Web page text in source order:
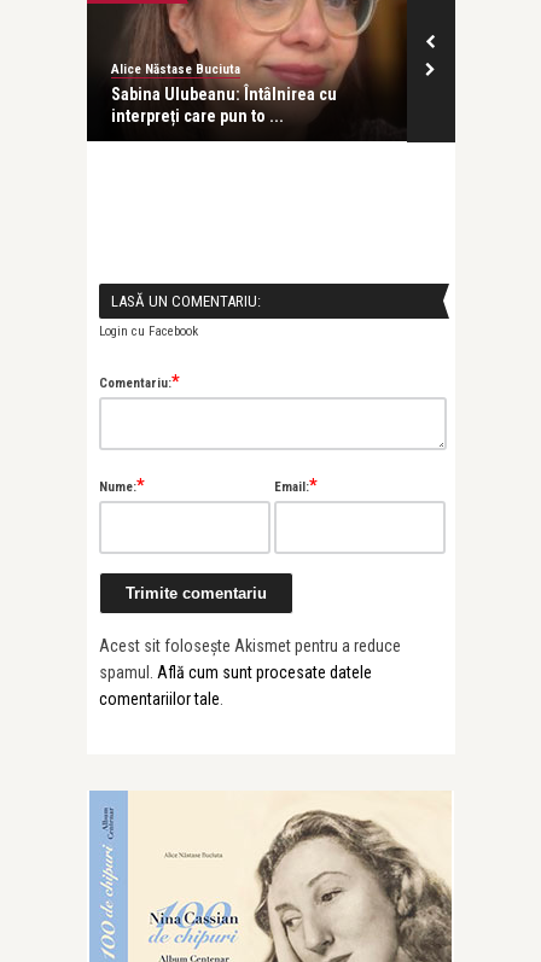
Alice Năstase Buciuta
Sabina Ulubeanu: Întâlnirea cu
interpreți care pun to ...
LASĂ UN COMENTARIU:
Login cu Facebook
Comentariu:*
Nume:* Email:*
Acest sit folosește Akismet pentru a reduce
spamul. Află cum sunt procesate datele
comentariilor tale